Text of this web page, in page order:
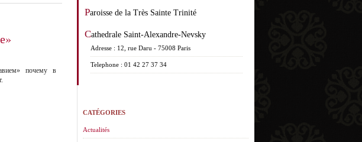
почему в
Paroisse de la Très Sainte Trinité
Cathedrale Saint-Alexandre-Nevsky
Adresse : 12, rue Daru - 75008 Paris
Telephone : 01 42 27 37 34
CATÉGORIES
Actualités